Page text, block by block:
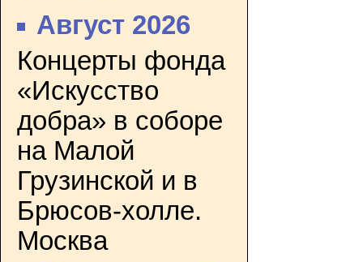
Август 2026
Концерты фонда
«Искусство
добра» в соборе
на Малой
Грузинской и в
Брюсов-холле.
Москва